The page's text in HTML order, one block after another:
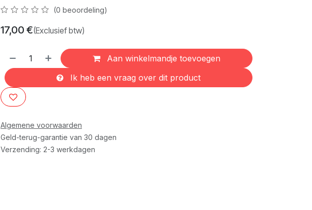
(0 beoordeling)
17,00 €(Exclusief btw)
Aan winkelmandje toevoegen
Ik heb een vraag over dit product
Algemene voorwaarden
Geld-terug-garantie van 30 dagen
Verzending: 2-3 werkdagen